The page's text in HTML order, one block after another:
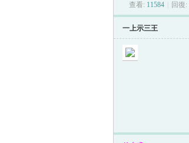
›
查看: 11584 回復:
一上示三王